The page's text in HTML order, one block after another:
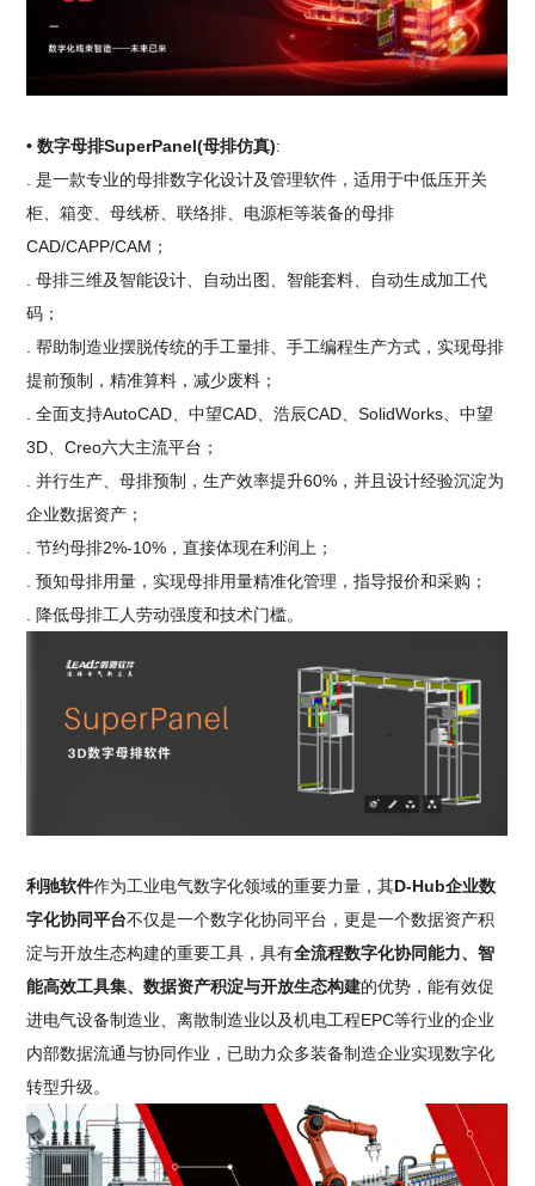
• 数字母排SuperPanel(母排仿真):
. 是一款专业的母排数字化设计及管理软件，适用于中低压开关
柜、箱变、母线桥、联络排、电源柜等装备的母排
CAD/CAPP/CAM；
. 母排三维及智能设计、自动出图、智能套料、自动生成加工代
码；
. 帮助制造业摆脱传统的手工量排、手工编程生产方式，实现母排
提前预制，精准算料，减少废料；
. 全面支持AutoCAD、中望CAD、浩辰CAD、SolidWorks、中望
3D、Creo六大主流平台；
. 并行生产、母排预制，生产效率提升60%，并且设计经验沉淀为
企业数据资产；
. 节约母排2%-10%，直接体现在利润上；
. 预知母排用量，实现母排用量精准化管理，指导报价和采购；
. 降低母排工人劳动强度和技术门槛。
利驰软件作为工业电气数字化领域的重要力量，其D-Hub企业数
字化协同平台不仅是一个数字化协同平台，更是一个数据资产积
淀与开放生态构建的重要工具，具有全流程数字化协同能力、智
能高效工具集、数据资产积淀与开放生态构建的优势，能有效促
进电气设备制造业、离散制造业以及机电工程EPC等行业的企业
内部数据流通与协同作业，已助力众多装备制造企业实现数字化
转型升级。